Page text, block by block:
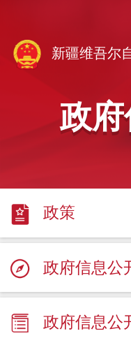
新疆维吾尔
政
政策
政府信息公
政府信息公